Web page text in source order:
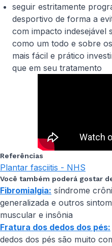
seguir estritamente
desportivo de forma a
com impacto
como um todo e sobre
mais fácil e prático
que em seu tratamento
Referências
Plantar fasciitis - NHS
Você também poderá gostar
Fibromialgia: síndrome
generalizada e outros
muscular e insônia
Fratura dos dedos dos pés:
dedos dos pés são muito